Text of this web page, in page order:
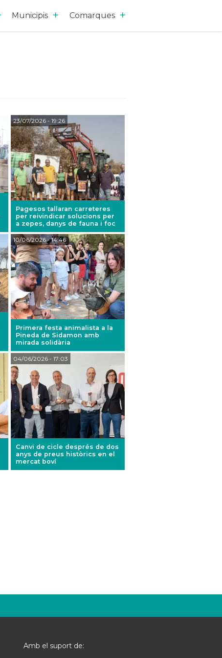
Municipis Comarques
Pagesos tallaran carreteres
per reivindicar solucions per
a zepes, danys de fauna i foc
23/07/2026- 19:26
Primera festa animalista a la
Pineda de Sidamon amb
mirada solidària
10/06/2026- 14:46
Canvi de cicle després de dos
anys de preus històrics en el
mercat boví
04/06/2026- 17:03
Amb el suport de: